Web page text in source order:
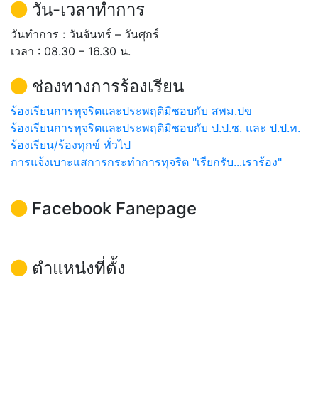
วัน-เวลาทำการ
วันทำการ : วันจันทร์ – วันศุกร์
เวลา : 08.30 – 16.30 น.
ช่องทางการร้องเรียน
ร้องเรียนการทุจริตและประพฤติมิชอบกับ สพม.ปข
ร้องเรียนการทุจริตและประพฤติมิชอบกับ ป.ป.ช. และ ป.ป.ท.
ร้องเรียน/ร้องทุกข์ ทั่วไป
การแจ้งเบาะแสการกระทำการทุจริต "เรียกรับ...เราร้อง"
Facebook Fanepage
ตำแหน่งที่ตั้ง